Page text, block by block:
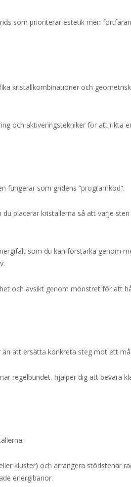
som prioriterar estetik men
kristallkombinationer och
och aktiveringstekniker för att rikta
fungerar som gridens ”programkod”.
placerar kristallerna så att varje
som du kan förstärka genom
och avsikt genom mönstret för att
att ersätta konkreta steg mot ett
regelbundet, hjälper dig att bevara
kluster) och arrangera stödstenar
energibanor.